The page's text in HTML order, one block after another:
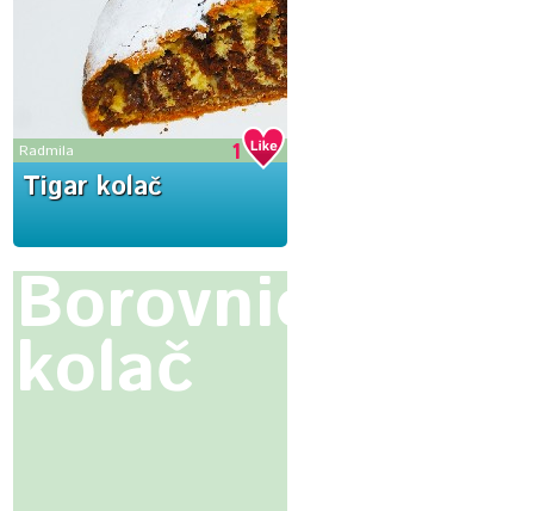
Radmila 1
Tigar kolač
Borovnica
kolač